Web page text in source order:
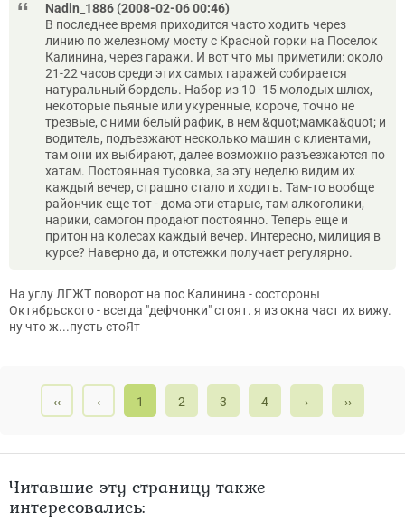
Nadin_1886 (2008-02-06 00:46)
В последнее время приходится часто ходить через
линию по железному мосту с Красной горки на Поселок
Калинина, через гаражи. И вот что мы приметили: около
21-22 часов среди этих самых гаражей собирается
натуральный бордель. Набор из 10 -15 молодых шлюх,
некоторые пьяные или укуренные, короче, точно не
трезвые, с ними белый рафик, в нем &quot;мамка&quot; и
водитель, подъезжают несколько машин с клиентами,
там они их выбирают, далее возможно разъезжаются по
хатам. Постоянная тусовка, за эту неделю видим их
каждый вечер, страшно стало и ходить. Там-то вообще
райончик еще тот - дома эти старые, там алкоголики,
нарики, самогон продают постоянно. Теперь еще и
притон на колесах каждый вечер. Интересно, милиция в
курсе? Наверно да, и отстежки получает регулярно.
На углу ЛГЖТ поворот на пос Калинина - состороны
Октябрьского - всегда "дефчонки" стоят. я из окна част их вижу.
ну что ж...пусть стоЯт
‹‹ ‹ 1 2 3 4 › ››
Читавшие эту страницу также
интересовались: